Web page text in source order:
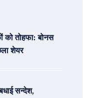
को तोहफा: बोनस
शेयर
सन्देश,